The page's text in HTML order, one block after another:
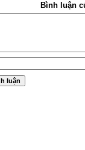
Bình luận